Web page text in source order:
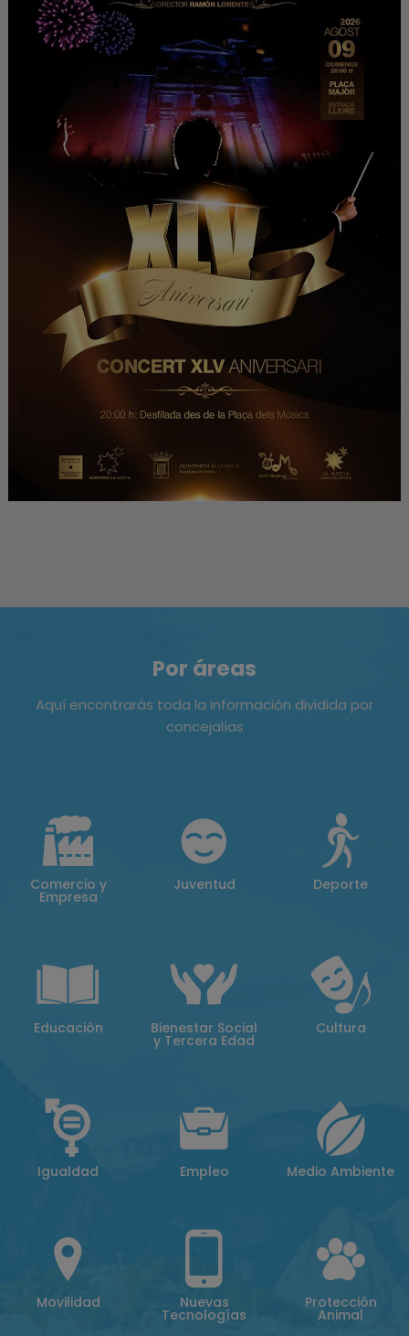
Por áreas
Aquí encontrarás toda la información dividida por
concejalías
Comercio y
Empresa
Juventud Deporte
Educación Bienestar Social
y Tercera Edad
Cultura
Igualdad Empleo Medio Ambiente
Movilidad Nuevas
Tecnologías
Protección
Animal